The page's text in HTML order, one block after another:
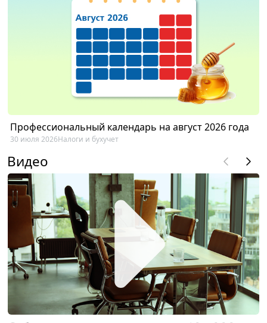
Профессиональный календарь на август 2026 года
30 июля 2026Налоги и бухучет
Видео